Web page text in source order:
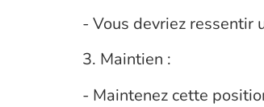
- Vous devriez ressentir
3. Maintien :
- Maintenez cette